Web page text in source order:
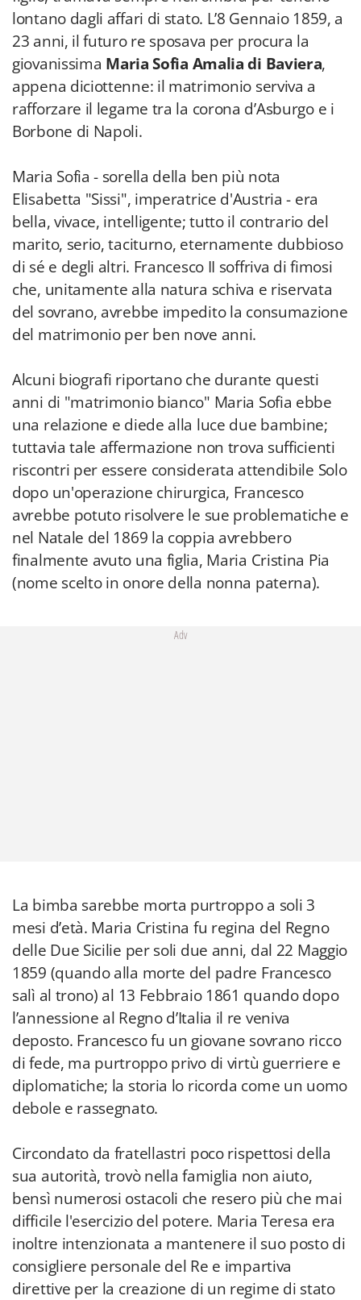
lontano dagli affari di stato. L’8 Gennaio 1859, a
23 anni, il futuro re sposava per procura la
giovanissima Maria Sofia Amalia di Baviera,
appena diciottenne: il matrimonio serviva a
rafforzare il legame tra la corona d’Asburgo e i
Borbone di Napoli.
Maria Sofia - sorella della ben più nota
Elisabetta "Sissi", imperatrice d'Austria - era
bella, vivace, intelligente; tutto il contrario del
marito, serio, taciturno, eternamente dubbioso
di sé e degli altri. Francesco II soffriva di fimosi
che, unitamente alla natura schiva e riservata
del sovrano, avrebbe impedito la consumazione
del matrimonio per ben nove anni.
Alcuni biografi riportano che durante questi
anni di "matrimonio bianco" Maria Sofia ebbe
una relazione e diede alla luce due bambine;
tuttavia tale affermazione non trova sufficienti
riscontri per essere considerata attendibile Solo
dopo un'operazione chirurgica, Francesco
avrebbe potuto risolvere le sue problematiche e
nel Natale del 1869 la coppia avrebbero
finalmente avuto una figlia, Maria Cristina Pia
(nome scelto in onore della nonna paterna).
Adv
La bimba sarebbe morta purtroppo a soli 3
mesi d’età. Maria Cristina fu regina del Regno
delle Due Sicilie per soli due anni, dal 22 Maggio
1859 (quando alla morte del padre Francesco
salì al trono) al 13 Febbraio 1861 quando dopo
l’annessione al Regno d’Italia il re veniva
deposto. Francesco fu un giovane sovrano ricco
di fede, ma purtroppo privo di virtù guerriere e
diplomatiche; la storia lo ricorda come un uomo
debole e rassegnato.
Circondato da fratellastri poco rispettosi della
sua autorità, trovò nella famiglia non aiuto,
bensì numerosi ostacoli che resero più che mai
difficile l'esercizio del potere. Maria Teresa era
inoltre intenzionata a mantenere il suo posto di
consigliere personale del Re e impartiva
direttive per la creazione di un regime di stato